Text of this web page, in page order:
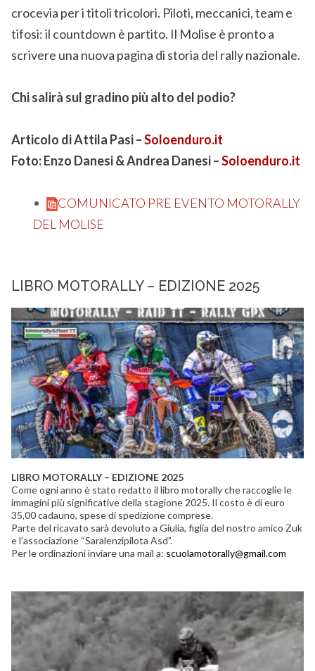
crocevia per i titoli tricolori. Piloti, meccanici, team e
tifosi: il countdown è partito. Il Molise è pronto a
scrivere una nuova pagina di storia del rally nazionale.
Chi salirà sul gradino più alto del podio?
Articolo di Attila Pasi –Soloenduro.it
Foto: Enzo Danesi & Andrea Danesi –Soloenduro.it
COMUNICATO PRE EVENTO MOTORALLY
DEL MOLISE
LIBRO MOTORALLY – EDIZIONE 2025
LIBRO MOTORALLY – EDIZIONE 2025
Come ogni anno è stato redatto il libro motorally che raccoglie le
immagini più significative della stagione 2025. Il costo è di euro
35,00 cadauno, spese di spedizione comprese.
Parte del ricavato sarà devoluto a Giulia, figlia del nostro amico Zuk
e l’associazione “Saralenzipilota Asd”.
Per le ordinazioni inviare una mail a: scuolamotorally@gmail.com
THIS
IS
MOTORALLY!